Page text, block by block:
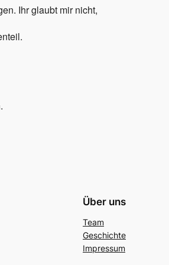
Ihr glaubt mir nicht,
Über uns
Team
Geschichte
Impressum